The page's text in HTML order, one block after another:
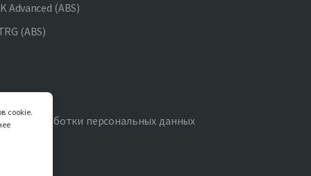
Advanced (ABS)
(ABS)
обработки персональных данных
cookie.